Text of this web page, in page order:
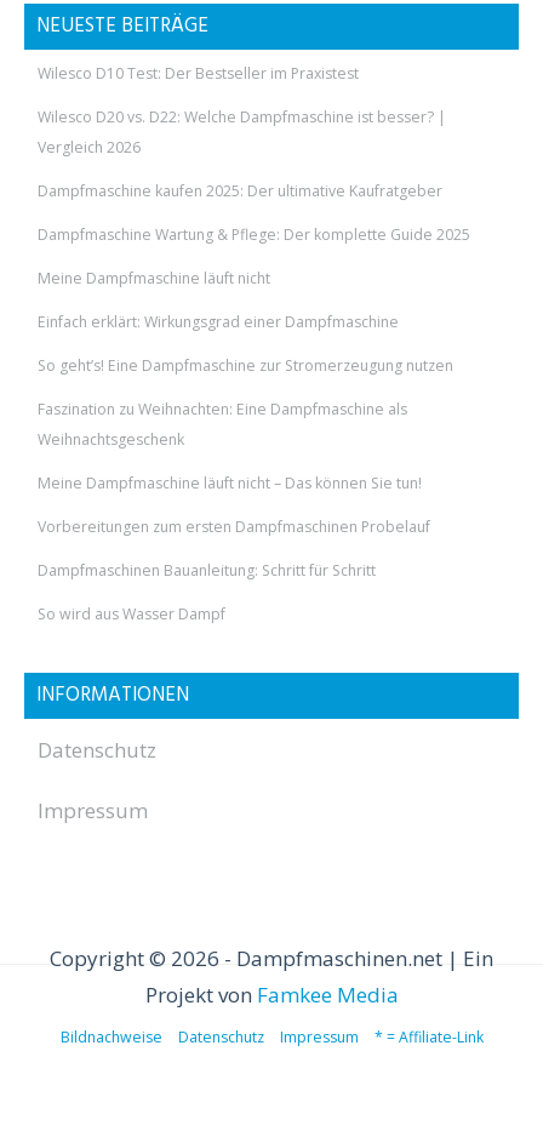
NEUESTE BEITRÄGE
Wilesco D10 Test: Der Bestseller im Praxistest
Wilesco D20 vs. D22: Welche Dampfmaschine ist besser? |
Vergleich 2026
Dampfmaschine kaufen 2025: Der ultimative Kaufratgeber
Dampfmaschine Wartung & Pflege: Der komplette Guide 2025
Meine Dampfmaschine läuft nicht
Einfach erklärt: Wirkungsgrad einer Dampfmaschine
So geht’s! Eine Dampfmaschine zur Stromerzeugung nutzen
Faszination zu Weihnachten: Eine Dampfmaschine als
Weihnachtsgeschenk
Meine Dampfmaschine läuft nicht – Das können Sie tun!
Vorbereitungen zum ersten Dampfmaschinen Probelauf
Dampfmaschinen Bauanleitung: Schritt für Schritt
So wird aus Wasser Dampf
INFORMATIONEN
Datenschutz
Impressum
Copyright © 2026 - Dampfmaschinen.net | Ein
Projekt von Famkee Media
Bildnachweise Datenschutz Impressum * = Affiliate-Link